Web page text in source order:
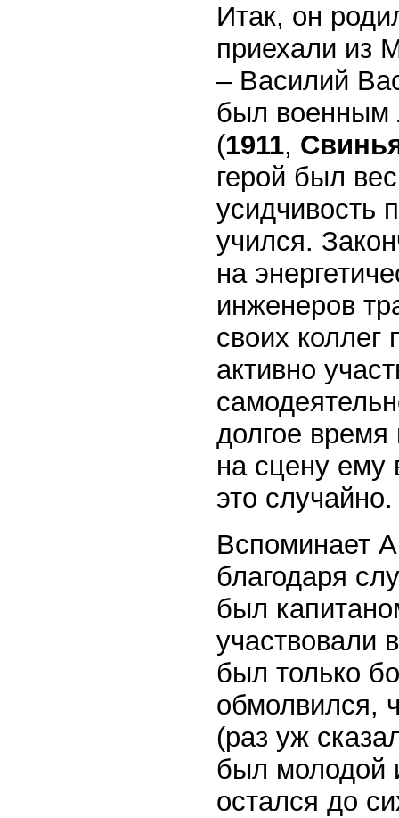
Итак, он
приехали из
– Василий
был военным
(1911,
герой был
усидчивость
учился.
на
инженеров
своих коллег
активно
долгое
на сцену ему
это случайно.
Вспоминает
благодаря
был
участвовали
был только
обмолвился,
(раз уж
был молодой
остался до